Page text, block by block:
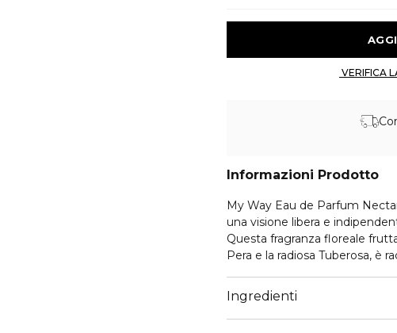
Informazioni Prodotto
My Way Eau de Parfum
una visione libera e
Questa fragranza floreale
Pera e la radiosa Tuberosa, è
La fragranza si apre con
Pera e un vibrante e
armonizzano con il cuore di
Ingredienti